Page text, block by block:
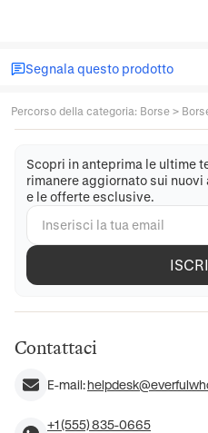
Segnala questo prodotto
Percorso della categoria: Borse >
Scopri in anteprima le ultime
rimanere aggiornato sui
e le offerte esclusive.
Contattaci
E-mail:
+1 (555) 835-0665